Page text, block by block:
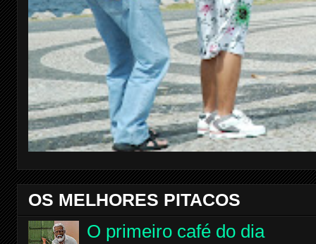
OS MELHORES PITACOS
O primeiro café do dia